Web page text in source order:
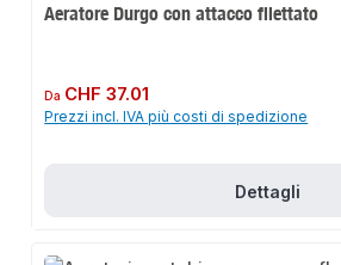
Aeratore Durgo con attacco filettato
Prezzo normale:
Da CHF 37.01
Prezzi incl. IVA più costi di spedizione
Dettagli